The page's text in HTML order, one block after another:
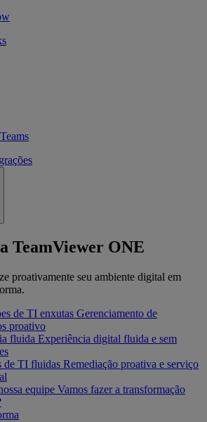
TeamViewer ONE
proativamente seu ambiente digital em
de TI enxutas Gerenciamento de
proativo
fluida Experiência digital fluida e sem
de TI fluidas Remediação proativa e serviço
equipe Vamos fazer a transformação